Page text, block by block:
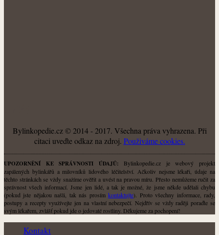
Bylinkopedie.cz © 2014 - 2017. Všechna práva vyhrazena. Při
citaci uveďte odkaz na zdroj. Použiváme cookies.
UPOZORNĚNÍ KE SPRÁVNOSTI ÚDAJŮ: Bylinkopedie.cz je webový projekt
zapálených bylinkářů a milovníků lidového léčitelství. Ačkoliv nejsme lékaři, údaje na
těchto stránkách se vždy snažíme ověřit a uvést na pravou míru. Přesto nemůžeme ručit za
správnost všech informací. Jsme jen lidé, a tak je možné, že jsme někde udělali chybu
(pokud jste nějakou našli, tak nás prosímkontaktujte). Proto všechny informace, rady,
postupy a recepty využívejte jen na vlastní nebezpečí. Nejdřív se vždy raději poraďte se
svým lékařem, zvlášť pokud jde o jedovaté rostliny. Děkujeme za pochopení!
Kontakt